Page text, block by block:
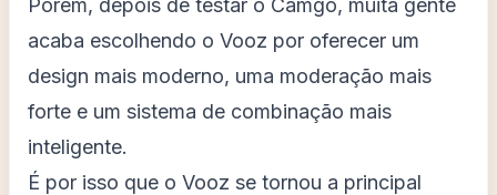
Porém, depois de testar o Camgo, muita gente
acaba escolhendo o Vooz por oferecer um
design mais moderno, uma moderação mais
forte e um sistema de combinação mais
inteligente.
É por isso que o Vooz se tornou a principal